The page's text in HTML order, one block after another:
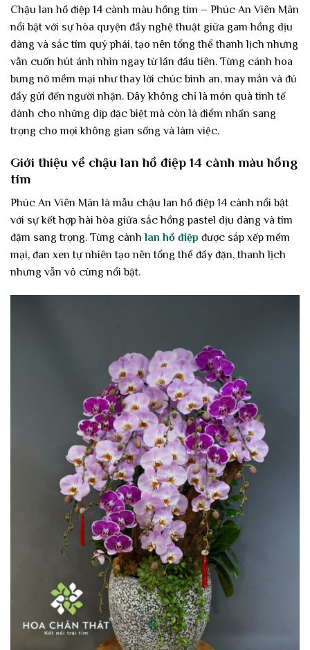
Chậu lan hồ điệp 14 cành màu hồng tím – Phúc An Viên Mãn
nổi bật với sự hòa quyện đầy nghệ thuật giữa gam hồng dịu
dàng và sắc tím quý phái, tạo nên tổng thể thanh lịch nhưng
vẫn cuốn hút ánh nhìn ngay từ lần đầu tiên. Từng cánh hoa
bung nở mềm mại như thay lời chúc bình an, may mắn và đủ
đầy gửi đến người nhận. Đây không chỉ là món quà tinh tế
dành cho những dịp đặc biệt mà còn là điểm nhấn sang
trọng cho mọi không gian sống và làm việc.
Giới thiệu về chậu lan hồ điệp 14 cành màu hồng
tím
Phúc An Viên Mãn là mẫu chậu lan hồ điệp 14 cành nổi bật
với sự kết hợp hài hòa giữa sắc hồng pastel dịu dàng và tím
đậm sang trọng. Từng cànhlan hồ điệp được sắp xếp mềm
mại, đan xen tự nhiên tạo nên tổng thể đầy đặn, thanh lịch
nhưng vẫn vô cùng nổi bật.